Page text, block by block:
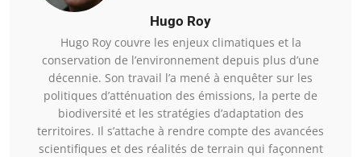
Hugo Roy
Hugo Roy couvre les enjeux climatiques et la
conservation de l’environnement depuis plus d’une
décennie. Son travail l’a mené à enquêter sur les
politiques d’atténuation des émissions, la perte de
biodiversité et les stratégies d’adaptation des
territoires. Il s’attache à rendre compte des avancées
scientifiques et des réalités de terrain qui façonnent